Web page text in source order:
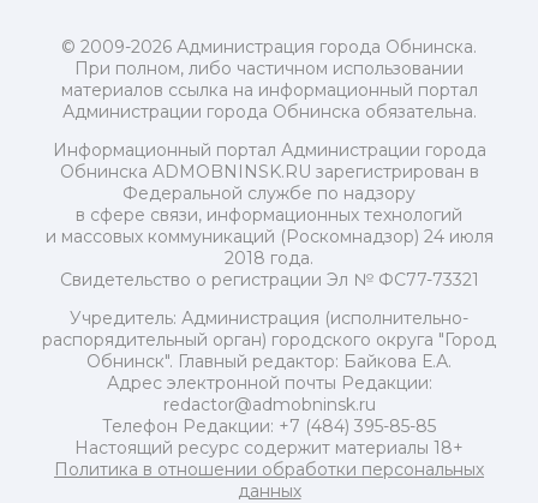
© 2009-2026 Администрация города Обнинска.
При полном, либо частичном использовании
материалов ссылка на информационный портал
Администрации города Обнинска обязательна.
Информационный портал Администрации города
Обнинска ADMOBNINSK.RU зарегистрирован в
Федеральной службе по надзору
в сфере связи, информационных технологий
и массовых коммуникаций (Роскомнадзор) 24 июля
2018 года.
Свидетельство о регистрации Эл № ФС77-73321
Учредитель: Администрация (исполнительно-
распорядительный орган) городского округа "Город
Обнинск". Главный редактор: Байкова Е.А.
Адрес электронной почты Редакции:
redactor@admobninsk.ru
Телефон Редакции: +7 (484) 395-85-85
Настоящий ресурс содержит материалы 18+
Политика в отношении обработки персональных
данных